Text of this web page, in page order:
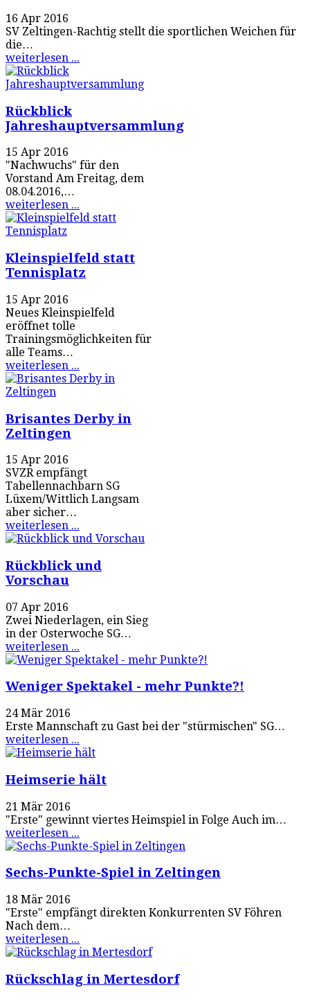
16 Apr 2016
SV Zeltingen-Rachtig stellt die sportlichen Weichen für
die…
weiterlesen ...
Rückblick
Jahreshauptversammlung
15 Apr 2016
"Nachwuchs" für den
Vorstand Am Freitag, dem
08.04.2016,…
weiterlesen ...
Kleinspielfeld statt
Tennisplatz
15 Apr 2016
Neues Kleinspielfeld
eröffnet tolle
Trainingsmöglichkeiten für
alle Teams…
weiterlesen ...
Brisantes Derby in
Zeltingen
15 Apr 2016
SVZR empfängt
Tabellennachbarn SG
Lüxem/Wittlich Langsam
aber sicher…
weiterlesen ...
Rückblick und
Vorschau
07 Apr 2016
Zwei Niederlagen, ein Sieg
in der Osterwoche SG…
weiterlesen ...
Weniger Spektakel - mehr Punkte?!
24 Mär 2016
Erste Mannschaft zu Gast bei der "stürmischen" SG…
weiterlesen ...
Heimserie hält
21 Mär 2016
"Erste" gewinnt viertes Heimspiel in Folge Auch im…
weiterlesen ...
Sechs-Punkte-Spiel in Zeltingen
18 Mär 2016
"Erste" empfängt direkten Konkurrenten SV Föhren
Nach dem…
weiterlesen ...
Rückschlag in Mertesdorf